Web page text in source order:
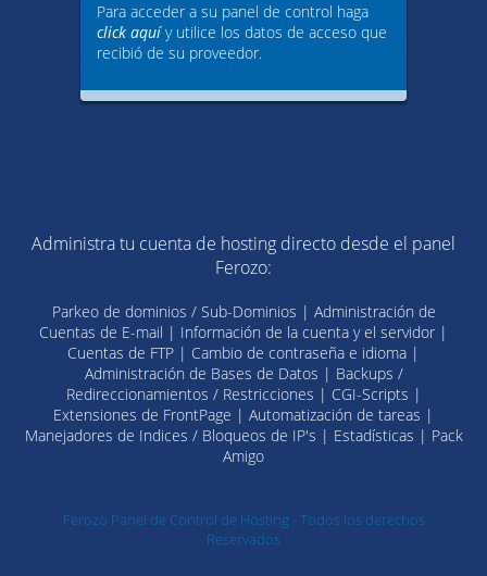
Para acceder a su panel de control haga
click aquíy utilice los datos de acceso que
recibió de su proveedor.
Administra tu cuenta de hosting directo desde el panel
Ferozo:
Parkeo de dominios / Sub-Dominios | Administración de
Cuentas de E-mail | Información de la cuenta y el servidor |
Cuentas de FTP | Cambio de contraseña e idioma |
Administración de Bases de Datos | Backups /
Redireccionamientos / Restricciones | CGI-Scripts |
Extensiones de FrontPage | Automatización de tareas |
Manejadores de Indices / Bloqueos de IP's | Estadísticas | Pack
Amigo
Ferozo Panel de Control de Hosting - Todos los derechos
Reservados